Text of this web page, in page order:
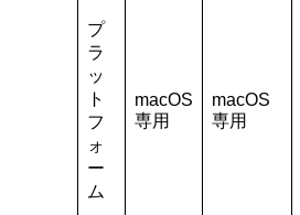
プ
ラ
ッ
ト
フ
ォ
ー
ム
macOS
専用
macOS
専用